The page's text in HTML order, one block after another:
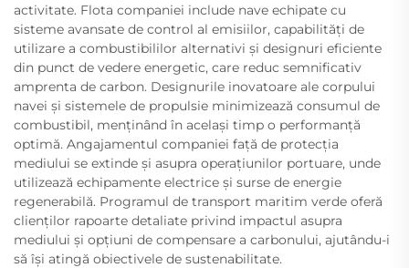
activitate. Flota companiei include nave echipate cu
sisteme avansate de control al emisiilor, capabilități de
utilizare a combustibililor alternativi și designuri eficiente
din punct de vedere energetic, care reduc semnificativ
amprenta de carbon. Designurile inovatoare ale corpului
navei și sistemele de propulsie minimizează consumul de
combustibil, menținând în același timp o performanță
optimă. Angajamentul companiei față de protecția
mediului se extinde și asupra operațiunilor portuare, unde
utilizează echipamente electrice și surse de energie
regenerabilă. Programul de transport maritim verde oferă
clienților rapoarte detaliate privind impactul asupra
mediului și opțiuni de compensare a carbonului, ajutându-i
să își atingă obiectivele de sustenabilitate.